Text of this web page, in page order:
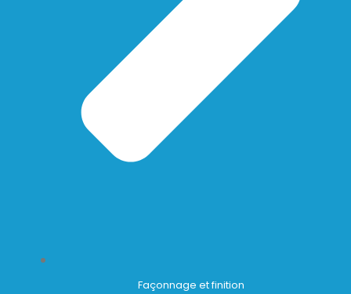
Façonnage et finition